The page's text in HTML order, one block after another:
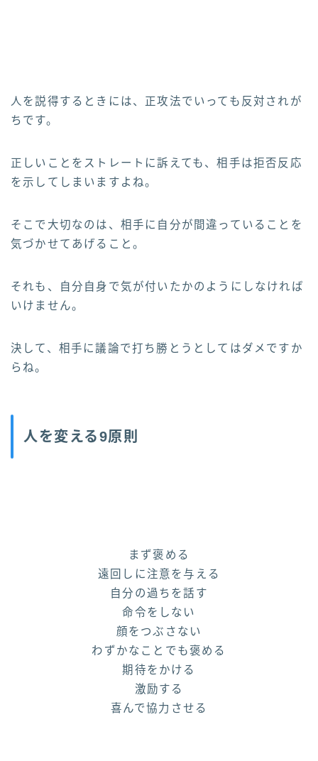
人を説得するときには、正攻法でいっても反対されが
ちです。
正しいことをストレートに訴えても、相手は拒否反応
を示してしまいますよね。
そこで大切なのは、相手に自分が間違っていることを
気づかせてあげること。
それも、自分自身で気が付いたかのようにしなければ
いけません。
決して、相手に議論で打ち勝とうとしてはダメですか
らね。
人を変える9原則
まず褒める
遠回しに注意を与える
自分の過ちを話す
命令をしない
顔をつぶさない
わずかなことでも褒める
期待をかける
激励する
喜んで協力させる